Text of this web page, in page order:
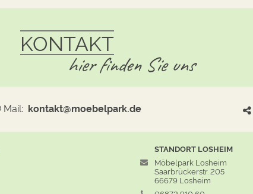
KONTAKT
hier finden Sie uns
Mail: kontakt@moebelpark.de
STANDORT LOSHEIM
Möbelpark Losheim
Saarbrückerstr. 205
66679 Losheim